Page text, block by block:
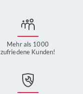
Mehr als 1000
zufriedene Kunden!